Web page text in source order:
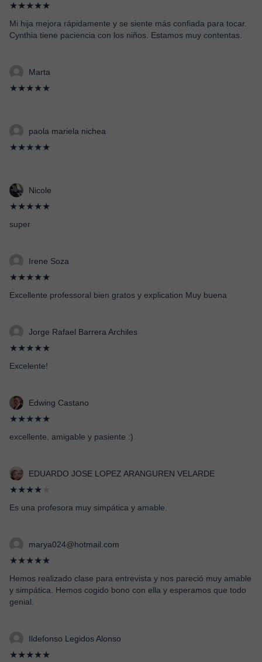
★★★★★
Mi hija mejora rápidamente y se siente más confiada para tocar.
Cynthia tiene paciencia con los niños. Estamos muy contentas.
Marta
★★★★★
paola mariela nichea
★★★★★
Nicole
★★★★★
super
Irene Soza
★★★★★
Excellente professoral bien gratos y explication Muy buena
Jorge Rafael Barrera Archiles
★★★★★
Excelente!
Edwing Castano
★★★★★
excellente, amigable y pasiente :)
EDUARDO JOSE LOPEZ ARANGUREN VELARDE
★★★★
Es una profesora muy simpática y amable.
marya024@hotmail.com
★★★★★
Hemos realizado clase para entrevista y nos pareció muy amable
y simpática. Hemos cogido bono con ella y esperamos que todo
genial.
Ildefonso Legidos Alonso
★★★★★